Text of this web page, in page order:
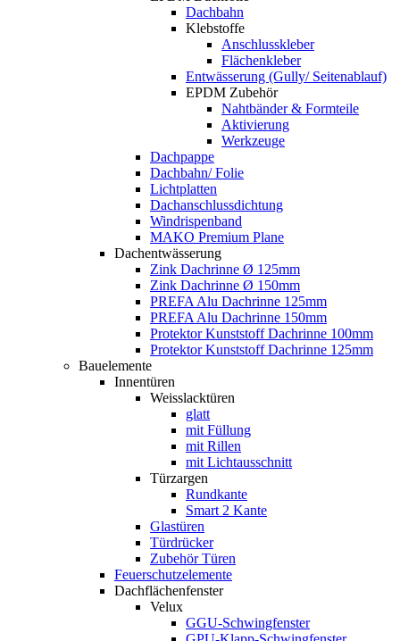
Dachbahn
Klebstoffe
Anschlusskleber
Flächenkleber
Entwässerung (Gully/ Seitenablauf)
EPDM Zubehör
Nahtbänder & Formteile
Aktivierung
Werkzeuge
Dachpappe
Dachbahn/ Folie
Lichtplatten
Dachanschlussdichtung
Windrispenband
MAKO Premium Plane
Dachentwässerung
Zink Dachrinne Ø 125mm
Zink Dachrinne Ø 150mm
PREFA Alu Dachrinne 125mm
PREFA Alu Dachrinne 150mm
Protektor Kunststoff Dachrinne 100mm
Protektor Kunststoff Dachrinne 125mm
Bauelemente
Innentüren
Weisslacktüren
glatt
mit Füllung
mit Rillen
mit Lichtausschnitt
Türzargen
Rundkante
Smart 2 Kante
Glastüren
Türdrücker
Zubehör Türen
Feuerschutzelemente
Dachflächenfenster
Velux
GGU-Schwingfenster